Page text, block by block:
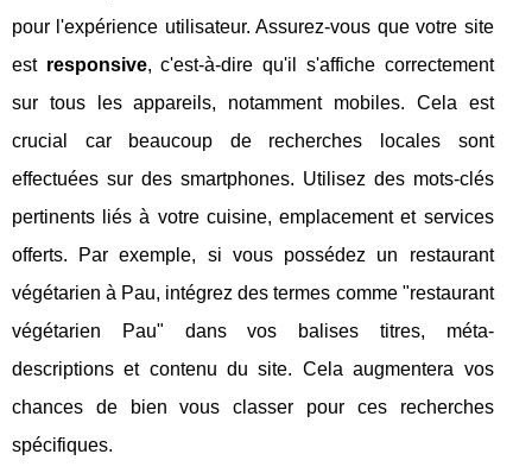
pour l'expérience utilisateur. Assurez-vous que votre site
est responsive, c'est-à-dire qu'il s'affiche correctement
sur tous les appareils, notamment mobiles. Cela est
crucial car beaucoup de recherches locales sont
effectuées sur des smartphones. Utilisez des mots-clés
pertinents liés à votre cuisine, emplacement et services
offerts. Par exemple, si vous possédez un restaurant
végétarien à Pau, intégrez des termes comme "restaurant
végétarien Pau" dans vos balises titres, méta-
descriptions et contenu du site. Cela augmentera vos
chances de bien vous classer pour ces recherches
spécifiques.